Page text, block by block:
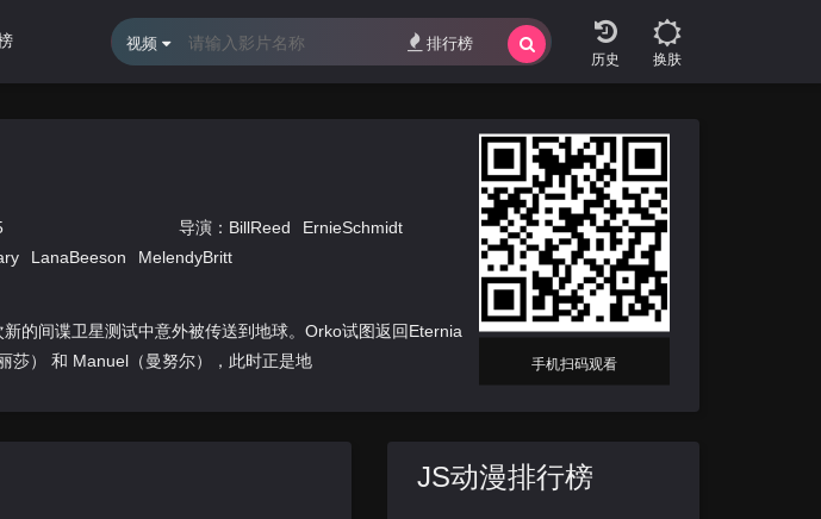
换肤
视频 排行榜
导演： BillReed
ErnieSchmidt
LanaBeeson
MelendyBritt
的间谍卫星测试中意外被传送到地球。Orko试图返回Eternia
莎） 和 Manuel（曼努尔），此时正是地
手机扫码观看
JS动漫排行榜